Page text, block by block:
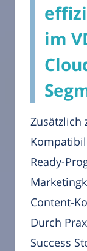
im
Zusätzlich
Ready-
Content-
Durch
Success